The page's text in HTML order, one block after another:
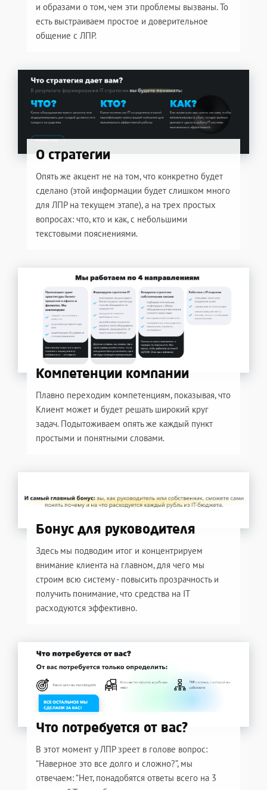
и образами о том, чем эти проблемы вызваны. То
есть выстраиваем простое и доверительное
общение с ЛПР.
О стратегии
Опять же акцент не на том, что конкретно будет
сделано (этой информации будет слишком много
для ЛПР на текущем этапе), а на трех простых
вопросах: что, кто и как, с небольшими
текстовыми пояснениями.
Компетенции компании
Плавно переходим компетенциям, показывая, что
Клиент может и будет решать широкий круг
задач. Подытоживаем опять же каждый пункт
простыми и понятными словами.
Бонус для руководителя
Здесь мы подводим итог и концентрируем
внимание клиента на главном, для чего мы
строим всю систему - повысить прозрачность и
получить понимание, что средства на IT
расходуются эффективно.
Что потребуется от вас?
В этот момент у ЛПР зреет в голове вопрос:
“Наверное это все долго и сложно?”, мы
отвечаем: “Нет, понадобятся ответы всего на 3